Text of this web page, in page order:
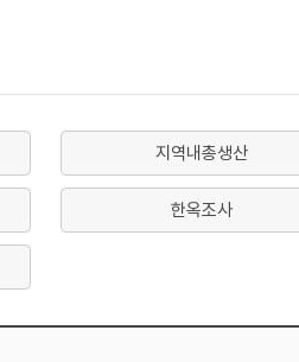
지역내총생산
한옥조사